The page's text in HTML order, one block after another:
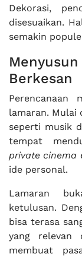
Dekorasi,
disesuaikan.
semakin
Berkesan
Perencanaan
lamaran. Mulai
seperti musik
tempat
private cinema
ide personal.
Lamaran
ketulusan.
bisa terasa
yang relevan
membuat